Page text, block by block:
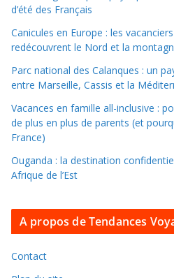
e
r
d
n
e
a
i
v
e
d’été des Français
Canicules en Europe : les
redécouvrent le Nord et la
Parc national des Calanques : un
entre Marseille, Cassis et la
Vacances en famille all-inclusive :
de plus en plus de parents (et
France)
Ouganda : la destination
Afrique de l’Est
A propos de Tendances
Contact